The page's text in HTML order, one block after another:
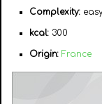
Complexity:
kcal: 300
Origin: France